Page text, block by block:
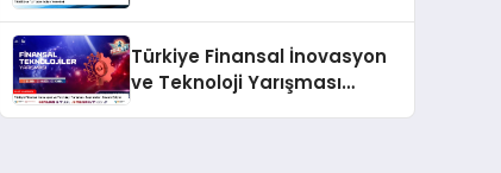
Türkiye Finansal İnovasyon
ve Teknoloji Yarışması